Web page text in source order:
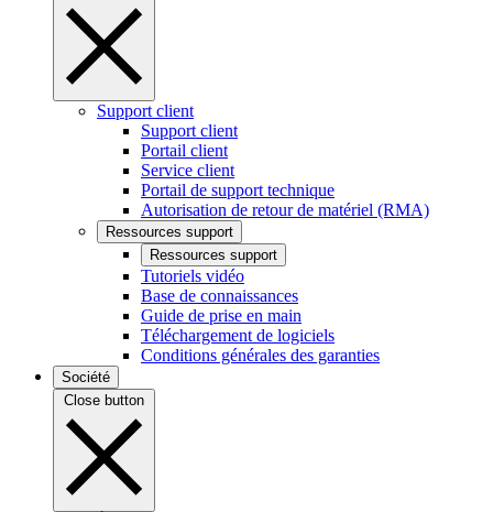
Support client
Support client
Portail client
Service client
Portail de support technique
Autorisation de retour de matériel (RMA)
Ressources support
Ressources support
Tutoriels vidéo
Base de connaissances
Guide de prise en main
Téléchargement de logiciels
Conditions générales des garanties
Société
Close button